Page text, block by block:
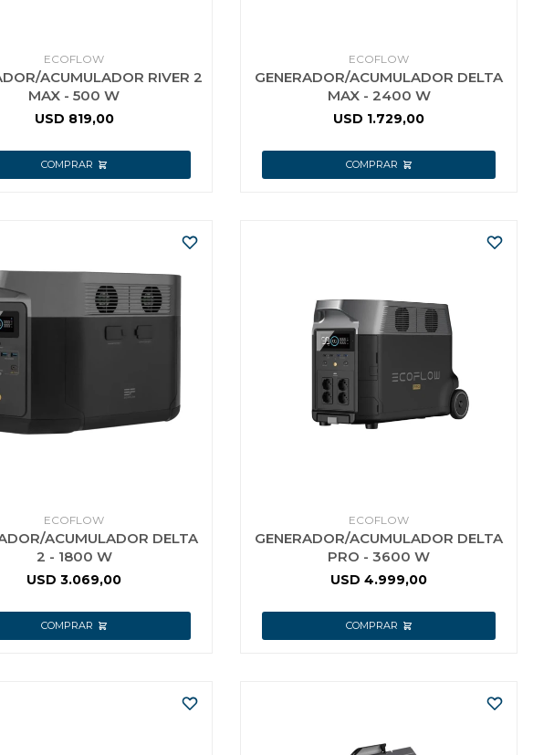
ECOFLOW
ACUMULADOR RIVER 2
MAX - 500 W
USD 819,00
ECOFLOW
GENERADOR/ACUMULADOR DELTA
MAX - 2400 W
USD 1.729,00
ECOFLOW
ACUMULADOR DELTA
2 - 1800 W
USD 3.069,00
ECOFLOW
GENERADOR/ACUMULADOR DELTA
PRO - 3600 W
USD 4.999,00